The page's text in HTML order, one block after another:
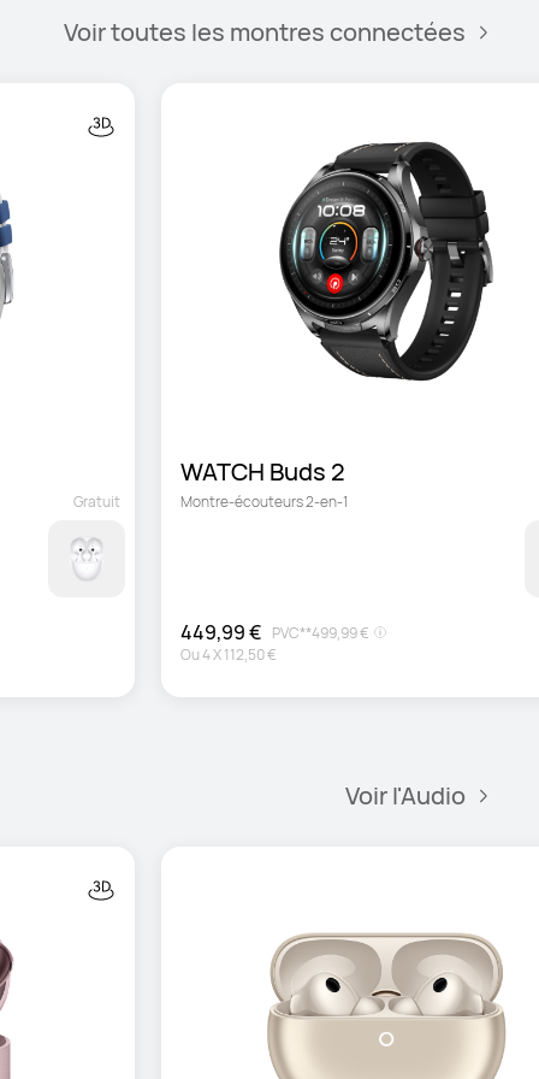
Voir toutes les montres connectées
Gratuit
WATCH Buds 2
Montre-écouteurs 2-en-1
449,99 € PVC**499,99 €
Ou4X112,50 €
Voir l'Audio